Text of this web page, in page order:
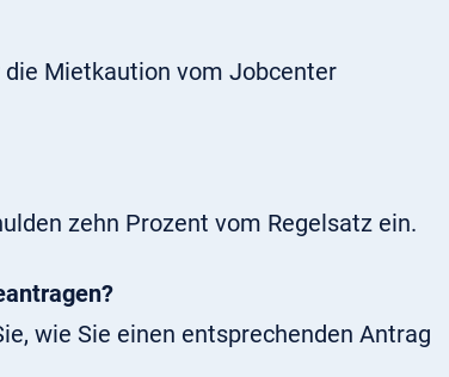
die Mietkaution vom Jobcenter
zehn Prozent vom Regelsatz ein.
wie Sie einen entsprechenden Antrag